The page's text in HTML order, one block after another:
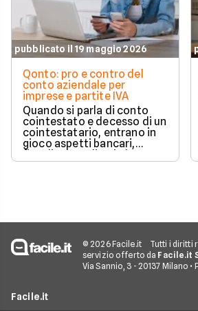
pubblicato il 19 maggio 2026
Qonto: pro e contro del
conto aziendale per
imprese e partite IVA
Quando si parla di conto
cointestato e decesso di un
cointestatario, entrano in
gioco aspetti bancari,
fiscali ed ereditari che
spesso generano
© 2026 Facile.it Tutti i diritti
servizio offerto da Facile.it
Via Sannio, 3 - 20137 Milano •
Facile.it